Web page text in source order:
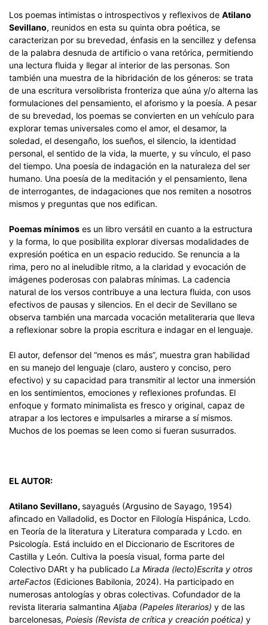
Los poemas intimistas o introspectivos y reflexivos de Atilano
Sevillano, reunidos en esta su quinta obra poética, se
caracterizan por su brevedad, énfasis en la sencillez y defensa
de la palabra desnuda de artificio o vana retórica, permitiendo
una lectura fluida y llegar al interior de las personas. Son
también una muestra de la hibridación de los géneros: se trata
de una escritura versolibrista fronteriza que aúna y/o alterna las
formulaciones del pensamiento, el aforismo y la poesía. A pesar
de su brevedad, los poemas se convierten en un vehículo para
explorar temas universales como el amor, el desamor, la
soledad, el desengaño, los sueños, el silencio, la identidad
personal, el sentido de la vida, la muerte, y su vínculo, el paso
del tiempo. Una poesía de indagación en la naturaleza del ser
humano. Una poesía de la meditación y el pensamiento, llena
de interrogantes, de indagaciones que nos remiten a nosotros
mismos y preguntas que nos edifican.
Poemas mínimos es un libro versátil en cuanto a la estructura
y la forma, lo que posibilita explorar diversas modalidades de
expresión poética en un espacio reducido. Se renuncia a la
rima, pero no al ineludible ritmo, a la claridad y evocación de
imágenes poderosas con palabras mínimas. La cadencia
natural de los versos contribuye a una lectura fluida, con usos
efectivos de pausas y silencios. En el decir de Sevillano se
observa también una marcada vocación metaliteraria que lleva
a reflexionar sobre la propia escritura e indagar en el lenguaje.
El autor, defensor del “menos es más”, muestra gran habilidad
en su manejo del lenguaje (claro, austero y conciso, pero
efectivo) y su capacidad para transmitir al lector una inmersión
en los sentimientos, emociones y reflexiones profundas. El
enfoque y formato minimalista es fresco y original, capaz de
atrapar a los lectores e impulsarles a mirarse a sí mismos.
Muchos de los poemas se leen como si fueran susurrados.
EL AUTOR:
Atilano Sevillano, sayagués (Argusino de Sayago, 1954)
afincado en Valladolid, es Doctor en Filología Hispánica, Lcdo.
en Teoría de la literatura y Literatura comparada y Lcdo. en
Psicología. Está incluido en el Diccionario de Escritores de
Castilla y León. Cultiva la poesía visual, forma parte del
Colectivo DARt y ha publicado La Mirada (lecto)Escrita y otros
arteFactos (Ediciones Babilonia, 2024). Ha participado en
numerosas antologías y obras colectivas. Cofundador de la
revista literaria salmantina Aljaba (Papeles literarios) y de las
barcelonesas, Poiesis (Revista de crítica y creación poética) y